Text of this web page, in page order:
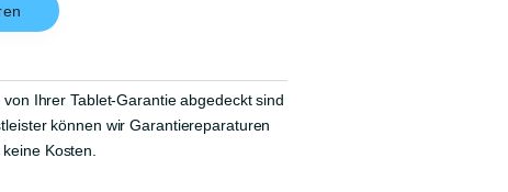
Ihrer Tablet-Garantie abgedeckt sind
können wir Garantiereparaturen
Kosten.